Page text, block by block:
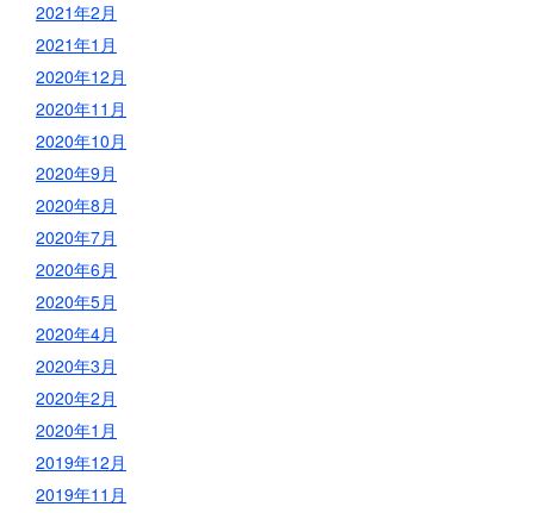
2021年2月
2021年1月
2020年12月
2020年11月
2020年10月
2020年9月
2020年8月
2020年7月
2020年6月
2020年5月
2020年4月
2020年3月
2020年2月
2020年1月
2019年12月
2019年11月